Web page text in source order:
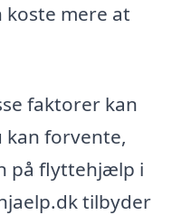
mere at
faktorer kan
kan forvente,
på flyttehjælp i
tilbyder